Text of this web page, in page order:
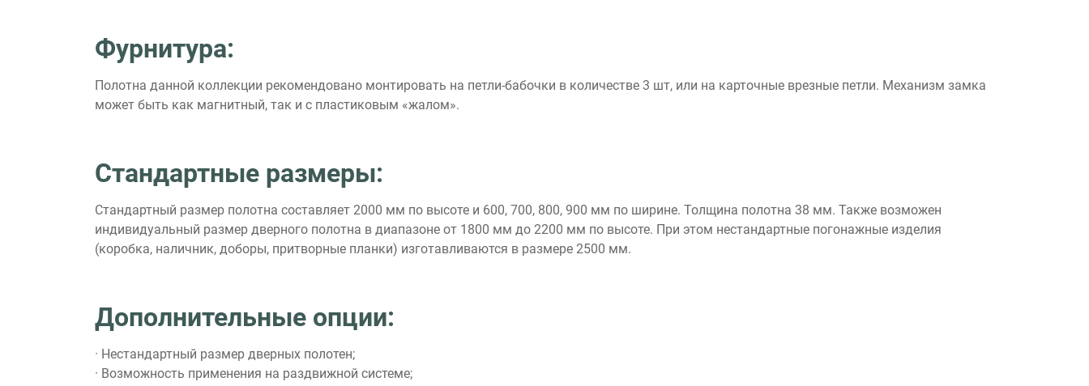
Фурнитура:
Полотна данной коллекции рекомендовано монтировать на петли-бабочки в количестве 3 шт, или на карточные врезные петли. Механизм замка
может быть как магнитный, так и с пластиковым «жалом».
Стандартные размеры:
Стандартный размер полотна составляет 2000 мм по высоте и 600, 700, 800, 900 мм по ширине. Толщина полотна 38 мм. Также возможен
индивидуальный размер дверного полотна в диапазоне от 1800 мм до 2200 мм по высоте. При этом нестандартные погонажные изделия
(коробка, наличник, доборы, притворные планки) изготавливаются в размере 2500 мм.
Дополнительные опции:
· Нестандартный размер дверных полотен;
· Возможность применения на раздвижной системе;